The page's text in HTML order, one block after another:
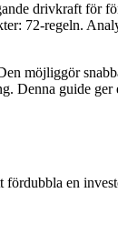
drivkraft för
72-regeln.
möjliggör
guide
en